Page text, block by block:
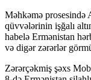
Məhkəmə prosesində
qüvvələrinin işğalı
habelə Ermənistan
və digər zərərlər
Zərərçəkmiş şəxs